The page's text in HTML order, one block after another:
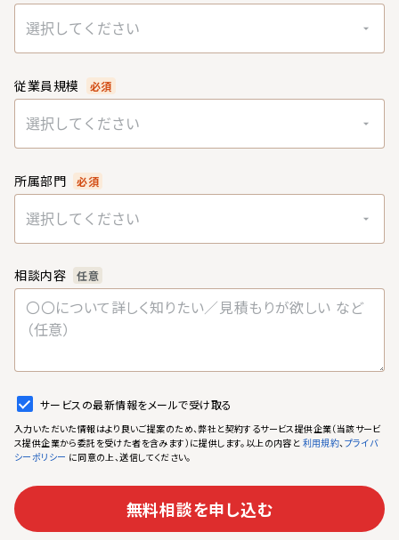
選択してください
従業員規模 必須
選択してください
所属部門 必須
選択してください
相談内容 任意
サービスの最新情報をメールで受け取る
入力いただいた情報はより良いご提案のため、弊社と契約するサービス提供企業（当該サービ
ス提供企業から委託を受けた者を含みます）に提供します。以上の内容と 利用規約、プライバ
シーポリシー に同意の上、送信してください。
無料相談を申し込む